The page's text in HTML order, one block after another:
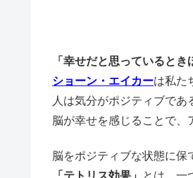
「幸せだと思っているとき
ショーン・エイカーは私た
人は気分がポジティブであ
脳が幸せを感じることで、
脳をポジティブな状態に保